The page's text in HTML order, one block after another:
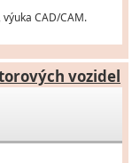
CAD/CAM.
vozidel